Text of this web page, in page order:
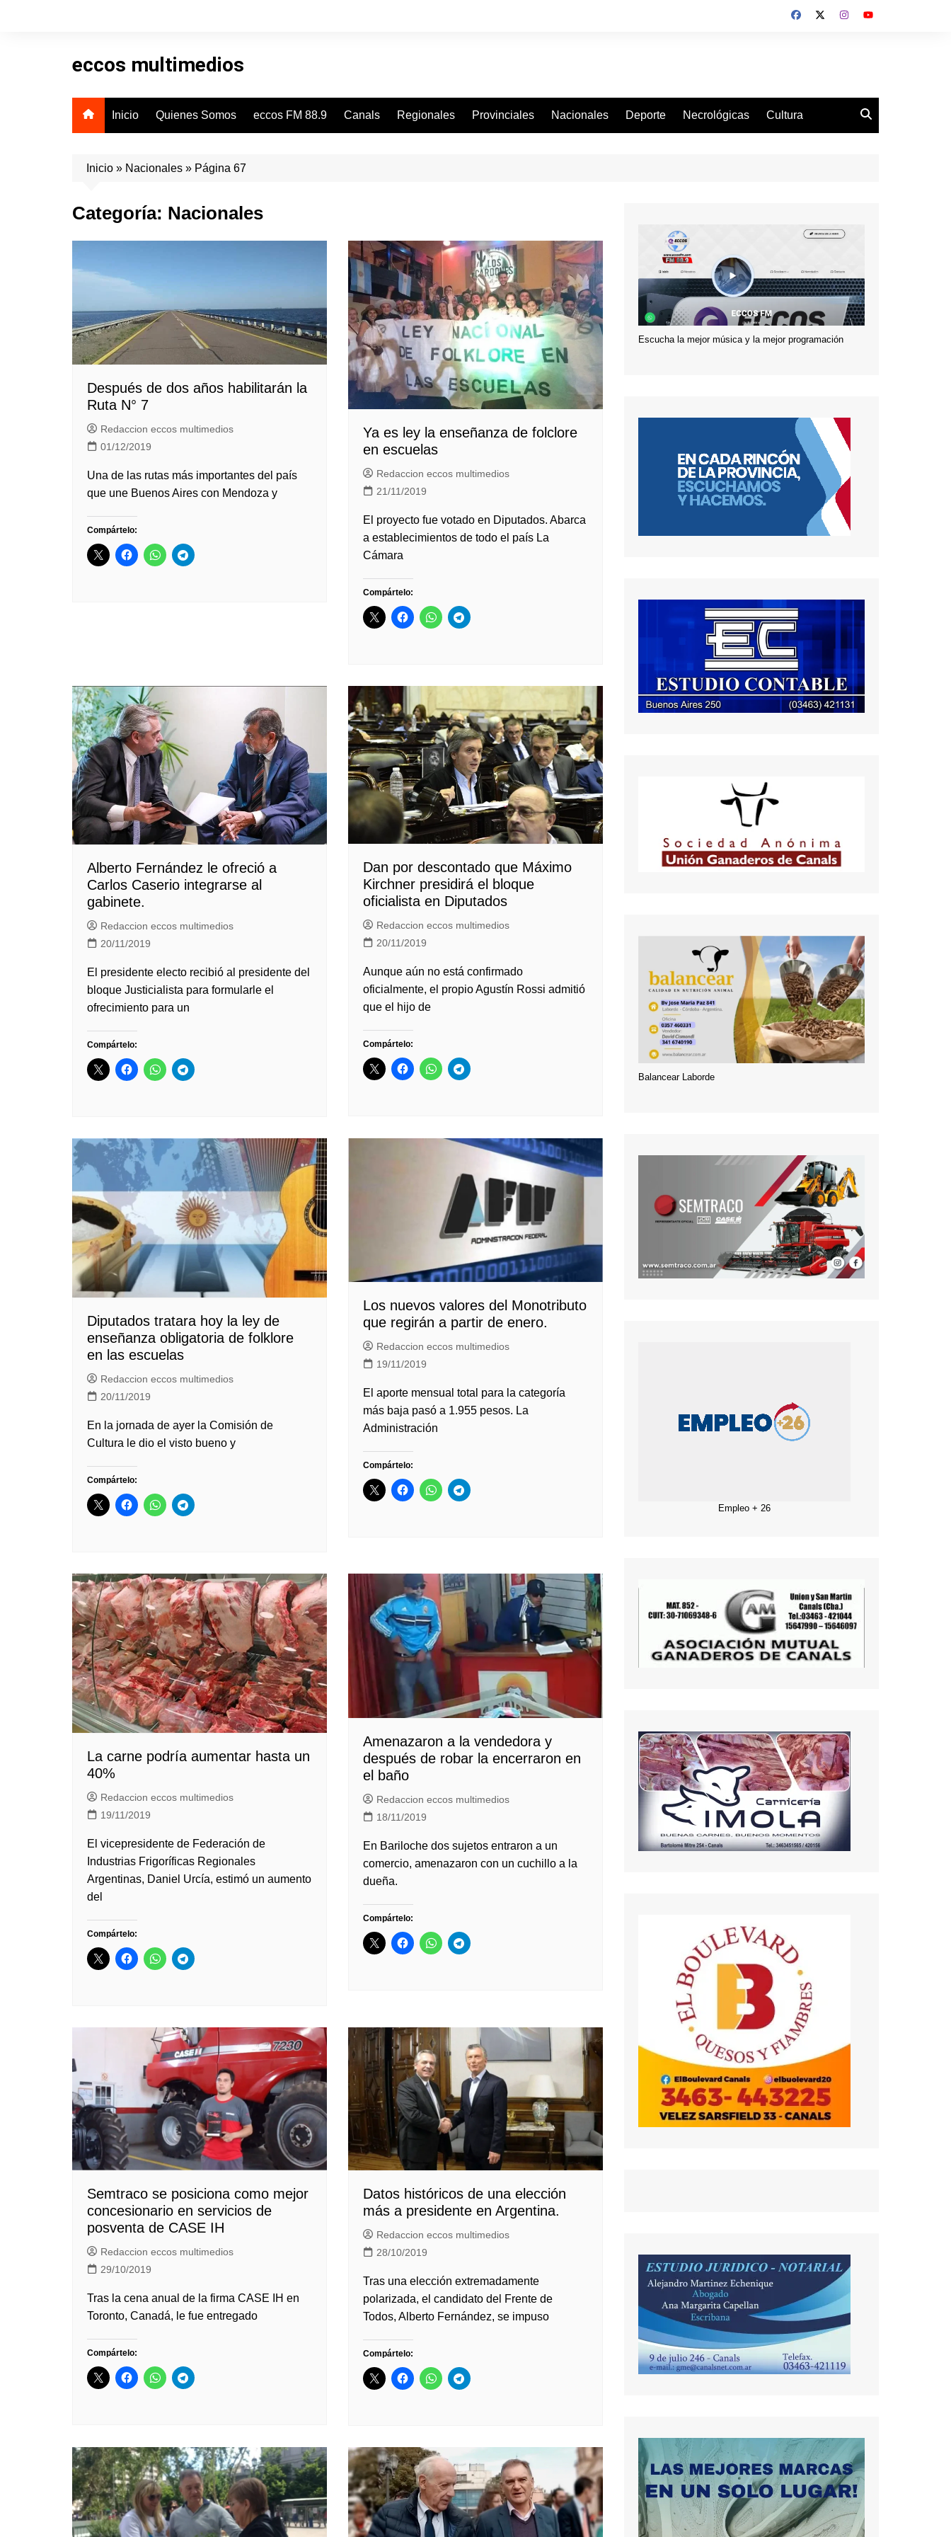
eccos multimedios
Inicio Quienes Somos eccos FM 88.9 Canals Regionales Provinciales Nacionales Deporte Necrológicas Cultura
Inicio » Nacionales » Página 67
Categoría: Nacionales
Después de dos años habilitarán la
Ruta N° 7
Redaccion eccos multimedios
01/12/2019
Una de las rutas más importantes del país
que une Buenos Aires con Mendoza y
Compártelo:
Ya es ley la enseñanza de folclore
en escuelas
Redaccion eccos multimedios
21/11/2019
El proyecto fue votado en Diputados. Abarca
a establecimientos de todo el país La
Cámara
Compártelo:
Alberto Fernández le ofreció a
Carlos Caserio integrarse al
gabinete.
Redaccion eccos multimedios
20/11/2019
El presidente electo recibió al presidente del
bloque Justicialista para formularle el
ofrecimiento para un
Compártelo:
Dan por descontado que Máximo
Kirchner presidirá el bloque
oficialista en Diputados
Redaccion eccos multimedios
20/11/2019
Aunque aún no está confirmado
oficialmente, el propio Agustín Rossi admitió
que el hijo de
Compártelo:
Diputados tratara hoy la ley de
enseñanza obligatoria de folklore
en las escuelas
Redaccion eccos multimedios
20/11/2019
En la jornada de ayer la Comisión de
Cultura le dio el visto bueno y
Compártelo:
Los nuevos valores del Monotributo
que regirán a partir de enero.
Redaccion eccos multimedios
19/11/2019
El aporte mensual total para la categoría
más baja pasó a 1.955 pesos. La
Administración
Compártelo:
La carne podría aumentar hasta un
40%
Redaccion eccos multimedios
19/11/2019
El vicepresidente de Federación de
Industrias Frigoríficas Regionales
Argentinas, Daniel Urcía, estimó un aumento
del
Compártelo:
Amenazaron a la vendedora y
después de robar la encerraron en
el baño
Redaccion eccos multimedios
18/11/2019
En Bariloche dos sujetos entraron a un
comercio, amenazaron con un cuchillo a la
dueña.
Compártelo:
Semtraco se posiciona como mejor
concesionario en servicios de
posventa de CASE IH
Redaccion eccos multimedios
29/10/2019
Tras la cena anual de la firma CASE IH en
Toronto, Canadá, le fue entregado
Compártelo:
Datos históricos de una elección
más a presidente en Argentina.
Redaccion eccos multimedios
28/10/2019
Tras una elección extremadamente
polarizada, el candidato del Frente de
Todos, Alberto Fernández, se impuso
Compártelo:
Escucha la mejor música y la mejor programación
Balancear Laborde
Empleo + 26